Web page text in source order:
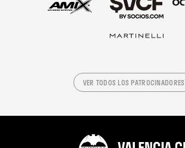
VER TODOS LOS PATROCINADORES